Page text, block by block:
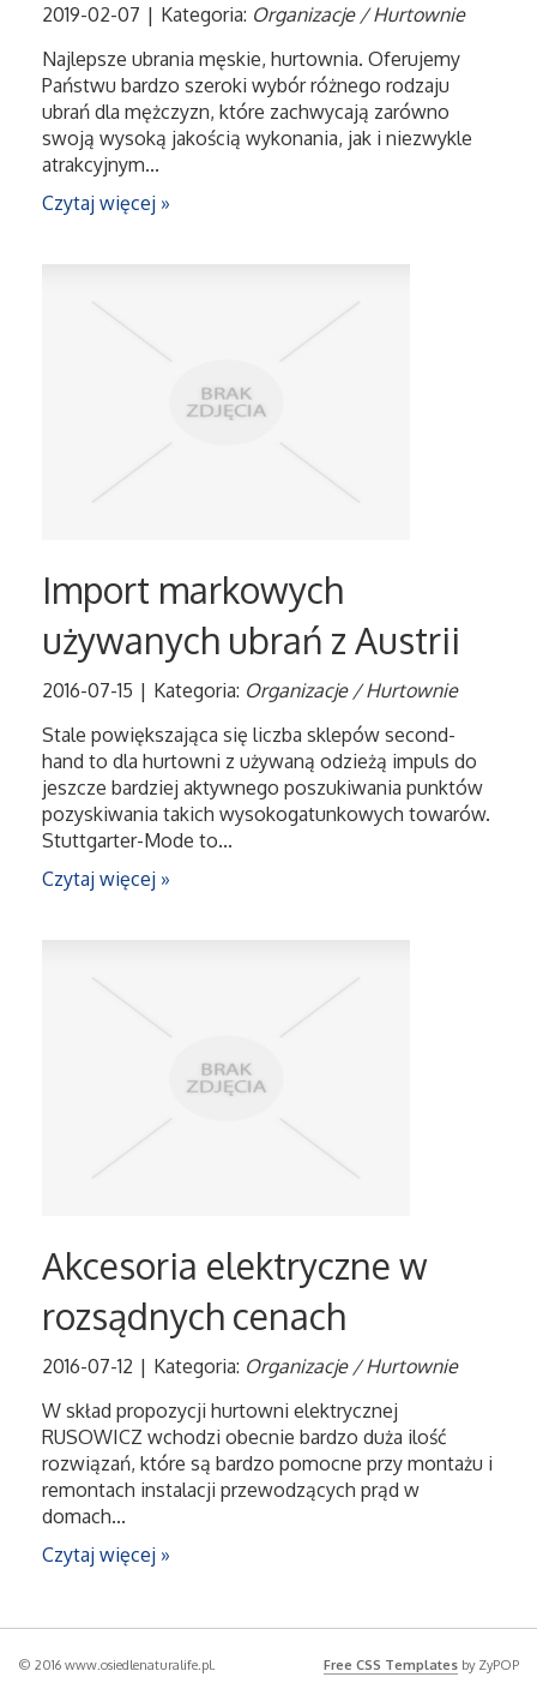
2019-02-07 | Kategoria: Organizacje / Hurtownie
Najlepsze ubrania męskie, hurtownia. Oferujemy
Państwu bardzo szeroki wybór różnego rodzaju
ubrań dla mężczyzn, które zachwycają zarówno
swoją wysoką jakością wykonania, jak i niezwykle
atrakcyjnym...
Czytaj więcej »
Import markowych
używanych ubrań z Austrii
2016-07-15 | Kategoria: Organizacje / Hurtownie
Stale powiększająca się liczba sklepów second-
hand to dla hurtowni z używaną odzieżą impuls do
jeszcze bardziej aktywnego poszukiwania punktów
pozyskiwania takich wysokogatunkowych towarów.
Stuttgarter-Mode to...
Czytaj więcej »
Akcesoria elektryczne w
rozsądnych cenach
2016-07-12 | Kategoria: Organizacje / Hurtownie
W skład propozycji hurtowni elektrycznej
RUSOWICZ wchodzi obecnie bardzo duża ilość
rozwiązań, które są bardzo pomocne przy montażu i
remontach instalacji przewodzących prąd w
domach...
Czytaj więcej »
© 2016 www.osiedlenaturalife.pl. Free CSS Templates by ZyPOP